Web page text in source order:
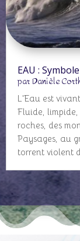
EAU :
parDanièle
L'Eau est
Fluide,
roches, des
Paysages, au
torrent violent